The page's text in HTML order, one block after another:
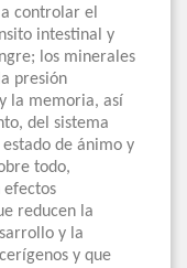
controlar el
intestinal y
los minerales
presión
la memoria, así
del sistema
de ánimo y
todo,
efectos
reducen la
y la
y que